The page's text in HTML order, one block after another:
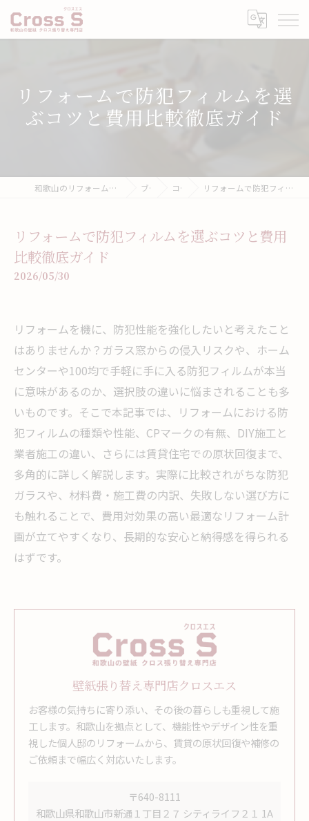
リフォームで防犯フィルムを選
ぶコツと費用比較徹底ガイド
和歌山のリフォームなら壁紙張り替え専門店クロスエス ブログ コラム リフォームで防犯フィルムを選ぶコツと費用比較徹底ガイド
リフォームで防犯フィルムを選ぶコツと費用
比較徹底ガイド
2026/05/30
リフォームを機に、防犯性能を強化したいと考えたこと
はありませんか？ガラス窓からの侵入リスクや、ホーム
センターや100均で手軽に手に入る防犯フィルムが本当
に意味があるのか、選択肢の違いに悩まされることも多
いものです。そこで本記事では、リフォームにおける防
犯フィルムの種類や性能、CPマークの有無、DIY施工と
業者施工の違い、さらには賃貸住宅での原状回復まで、
多角的に詳しく解説します。実際に比較されがちな防犯
ガラスや、材料費・施工費の内訳、失敗しない選び方に
も触れることで、費用対効果の高い最適なリフォーム計
画が立てやすくなり、長期的な安心と納得感を得られる
はずです。
壁紙張り替え専門店クロスエス
お客様の気持ちに寄り添い、その後の暮らしも重視して施
工します。和歌山を拠点として、機能性やデザイン性を重
視した個人邸のリフォームから、賃貸の原状回復や補修の
ご依頼まで幅広く対応いたします。
〒640-8111
和歌山県和歌山市新通１丁目２７ シティライフ２１ 1A